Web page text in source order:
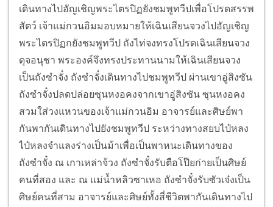
เดินทางไปอัญเชิญพระไตรปิฏยังชมพูทวีปเพื่อโปรดสรรพ
สัตว์ เจ้าแม่กวนอิมมอบหมายให้เฉินเสียนจวงไปอัญเชิญ
พระไตรปิฏกยังชมพูทวีป ถังไท่จงทรงโปรดเฉินเสียนจวง
ดุจอนุชา พระองค์จึงทรงประทานนามให้เฉินเสียนจวง
เป็นถังซำจั๋ง ถังซำจั๋งเดินทางไปชมพูทวีป ผ่านเขาอู่สิงซัน
ถังซำจั๋งปลดปล่อยซุนหงอคงจากเขาอู่สิงซัน ซุนหงอคง
สวมใส่วงแหวนของเจ้าแม่กวนอิม อาจารย์และศิษย์พา
กันพากันเดินทางไปยังชมพูทวีป ระหว่างทางสยบไป๋หลง
ไป๋หลงจำแลงร่างเป็นม้าเพื่อเป็นพาหนะเดินทางของ
ถังซำจั๋ง ณ เกาเหล่าจ้วง ถังซำจั๋งรับตือโป๊ยก่ายเป็นศิษย์
คนที่สอง และ ณ แม่น้ำหลิวซาเหอ ถังซำจั๋งรับซัวเจ๋งเป็น
ศิษย์คนที่สาม อาจารย์และศิษย์ทั้งสี่ชีวิตพากันเดินทางไป